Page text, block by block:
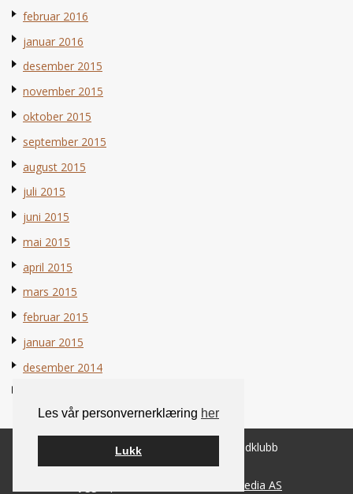
Les vår personvernerklæring her
Lukk
februar 2016
januar 2016
desember 2015
november 2015
oktober 2015
september 2015
august 2015
juli 2015
juni 2015
mai 2015
april 2015
mars 2015
februar 2015
januar 2015
desember 2014
© 2026 Norsk Berner Sennenhundklubb
Smart Media AS